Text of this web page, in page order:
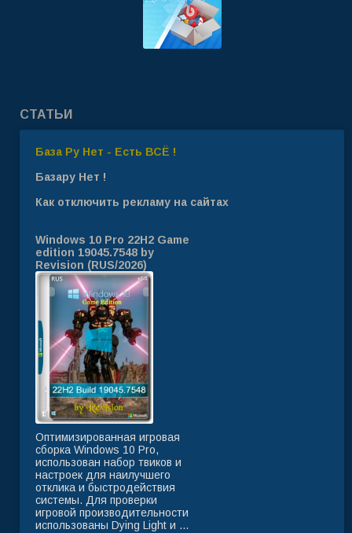
СТАТЬИ
База Ру Нет - Есть ВСЁ !
Базару Нет !
Как отключить рекламу на сайтах
Windows 10 Pro 22H2 Game
edition 19045.7548 by
Revision (RUS/2026)
Оптимизированная игровая
сборка Windows 10 Pro,
использован набор твиков и
настроек для наилучшего
отклика и быстродействия
системы. Для проверки
игровой производительности
использованы Dying Light и ...